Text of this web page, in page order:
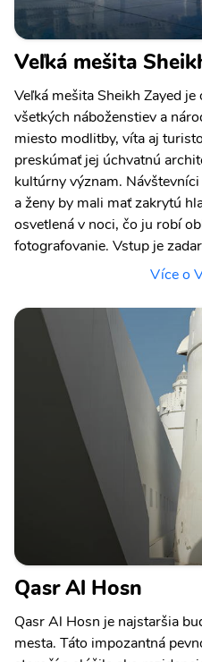
Veľká mešita
Veľká mešita Sheikh Zayed
všetkých náboženstiev a
miesto modlitby, víta aj
preskúmať jej úchvatnú
kultúrny význam.
a ženy by mali mať zakrytú
osvetlená v noci, čo ju robí
fotografovanie. Vstup je
Více o
Qasr Al Hosn
Qasr Al Hosn je najstaršia
mesta. Táto impozantná